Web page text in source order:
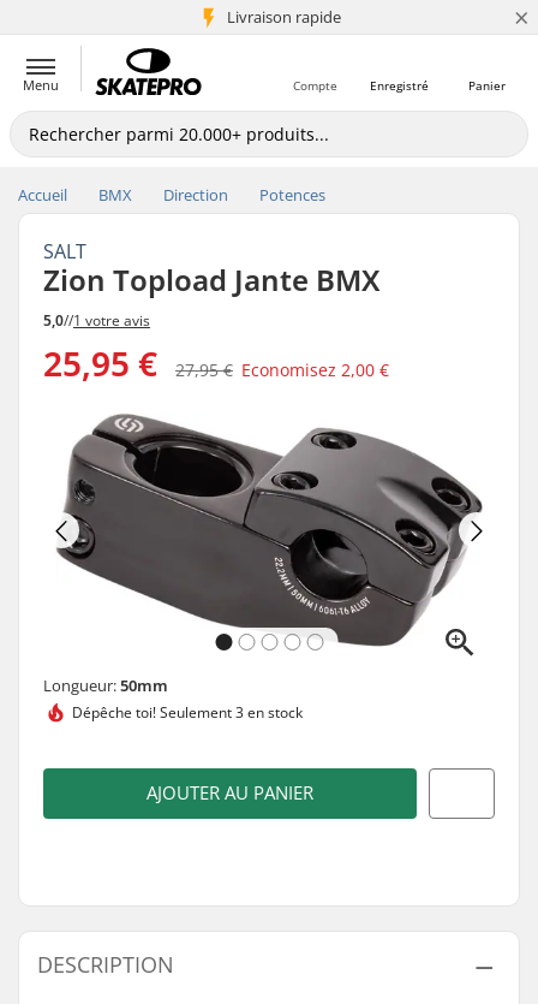
Livraison rapide
+5 mio de clients ×
Menu Panier
Enregistré
Compte
Accueil BMX Direction Potences
SALT
Zion Topload Jante BMX
5,0//1 votre avis
25,95 € 27,95 € Economisez 2,00 €
Longueur:50mm
Dépêche toi!Seulement 3 en stock
AJOUTER AU PANIER
DESCRIPTION